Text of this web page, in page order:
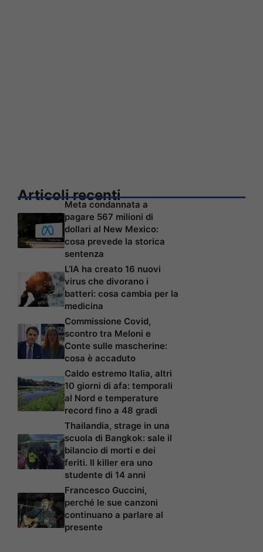
Articoli recenti
Meta condannata a
pagare 567 milioni di
dollari al New Mexico:
cosa prevede la storica
sentenza
L’IA ha creato 16 nuovi
virus che divorano i
batteri: cosa cambia per la
medicina
Commissione Covid,
scontro tra Meloni e
Conte sulle mascherine:
cosa è accaduto
Caldo estremo Italia, altri
10 giorni di afa: temporali
al Nord e temperature
record fino a 48 gradi
Thailandia, strage in una
scuola di Bangkok: sale il
bilancio di morti e dei
feriti. Il killer era uno
studente di 14 anni
Francesco Guccini,
perché le sue canzoni
continuano a parlare al
presente